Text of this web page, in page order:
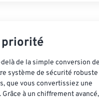
priorité
de la simple conversion de
système de sécurité robuste
que vous convertissiez une
à un chiffrement avancé,